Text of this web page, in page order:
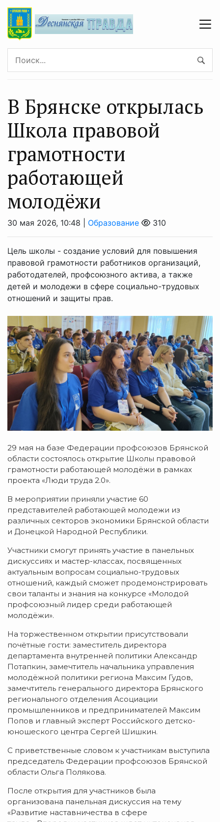
В Брянске открылась
Школа правовой
грамотности
работающей
молодёжи
30 мая 2026, 10:48 | Образование 310
Цель школы - создание условий для повышения
правовой грамотности работников организаций,
работодателей, профсоюзного актива, а также
детей и молодежи в сфере социально-трудовых
отношений и защиты прав.
29 мая на базе Федерации профсоюзов Брянской
области состоялось открытие Школы правовой
грамотности работающей молодёжи в рамках
проекта «Люди труда 2.0».
В мероприятии приняли участие 60
представителей работающей молодежи из
различных секторов экономики Брянской области
и Донецкой Народной Республики.
Участники смогут принять участие в панельных
дискуссиях и мастер-классах, посвященных
актуальным вопросам социально-трудовых
отношений, каждый сможет продемонстрировать
свои таланты и знания на конкурсе «Молодой
профсоюзный лидер среди работающей
молодёжи».
На торжественном открытии присутствовали
почётные гости: заместитель директора
департамента внутренней политики Александр
Потапкин, замечтитель начальника управления
молодëжной политики региона Максим Гудов,
замечтитель генерального директора Брянского
регионального отделения Асоциации
промышленников и предпринимателей Максим
Попов и главный эксперт Российского детско-
юношеского центра Сергей Шишкин.
С приветственные словом к участникам выступила
председатель Федерации профсоюзов Брянской
области Ольга Полякова.
После открытия для участников была
организована панельная дискуссия на тему
«Развитие наставничества в сфере